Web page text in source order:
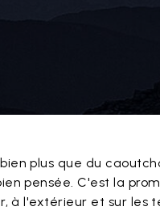
plus que du
pensée. C'est la
à l'extérieur et sur les